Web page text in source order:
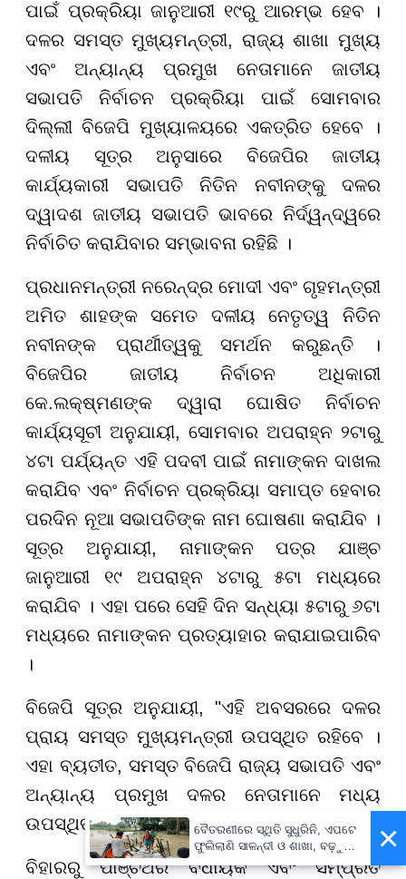
ପାଇଁ ପ୍ରକ୍ରିୟା ଜାନୁଆରୀ ୧୯ରୁ ଆରମ୍ଭ ହେବ ।
ଦଳର ସମସ୍ତ ମୁଖ୍ୟମନ୍ତ୍ରୀ, ରାଜ୍ୟ ଶାଖା ମୁଖ୍ୟ
ଏବଂ ଅନ୍ୟାନ୍ୟ ପ୍ରମୁଖ ନେତାମାନେ ଜାତୀୟ
ସଭାପତି ନିର୍ବାଚନ ପ୍ରକ୍ରିୟା ପାଇଁ ସୋମବାର
ଦିଲ୍ଲୀ ବିଜେପି ମୁଖ୍ୟାଳୟରେ ଏକତ୍ରିତ ହେବେ ।
ଦଳୀୟ ସୂତ୍ର ଅନୁସାରେ ବିଜେପିର ଜାତୀୟ
କାର୍ଯ୍ୟକାରୀ ସଭାପତି ନିତିନ ନବୀନଙ୍କୁ ଦଳର
ଦ୍ୱାଦଶ ଜାତୀୟ ସଭାପତି ଭାବରେ ନିର୍ଦ୍ୱନ୍ଦ୍ୱରେ
ନିର୍ବାଚିତ କରାଯିବାର ସମ୍ଭାବନା ରହିଛି ।
ପ୍ରଧାନମନ୍ତ୍ରୀ ନରେନ୍ଦ୍ର ମୋଦୀ ଏବଂ ଗୃହମନ୍ତ୍ରୀ
ଅମିତ ଶାହଙ୍କ ସମେତ ଦଳୀୟ ନେତୃତ୍ୱ ନିତିନ
ନବୀନଙ୍କ ପ୍ରାର୍ଥୀତ୍ୱକୁ ସମର୍ଥନ କରୁଛନ୍ତି ।
ବିଜେପିର ଜାତୀୟ ନିର୍ବାଚନ ଅଧିକାରୀ
କେ.ଲକ୍ଷ୍ମଣଙ୍କ ଦ୍ୱାରା ଘୋଷିତ ନିର୍ବାଚନ
କାର୍ଯ୍ୟସୂଚୀ ଅନୁଯାୟୀ, ସୋମବାର ଅପରାହ୍ନ ୨ଟାରୁ
୪ଟା ପର୍ଯ୍ୟନ୍ତ ଏହି ପଦବୀ ପାଇଁ ନାମାଙ୍କନ ଦାଖଲ
କରାଯିବ ଏବଂ ନିର୍ବାଚନ ପ୍ରକ୍ରିୟା ସମାପ୍ତ ହେବାର
ପରଦିନ ନୂଆ ସଭାପତିଙ୍କ ନାମ ଘୋଷଣା କରାଯିବ ।
ସୂତ୍ର ଅନୁଯାୟୀ, ନାମାଙ୍କନ ପତ୍ର ଯାଞ୍ଚ
ଜାନୁଆରୀ ୧୯ ଅପରାହ୍ନ ୪ଟାରୁ ୫ଟା ମଧ୍ୟରେ
କରାଯିବ । ଏହା ପରେ ସେହି ଦିନ ସନ୍ଧ୍ୟା ୫ଟାରୁ ୬ଟା
ମଧ୍ୟରେ ନାମାଙ୍କନ ପ୍ରତ୍ୟାହାର କରାଯାଇପାରିବ
।
ବିଜେପି ସୂତ୍ର ଅନୁଯାୟୀ, "ଏହି ଅବସରରେ ଦଳର
ପ୍ରାୟ ସମସ୍ତ ମୁଖ୍ୟମନ୍ତ୍ରୀ ଉପସ୍ଥିତ ରହିବେ ।
ଏହା ବ୍ୟତୀତ, ସମସ୍ତ ବିଜେପି ରାଜ୍ୟ ସଭାପତି ଏବଂ
ଅନ୍ୟାନ୍ୟ ପ୍ରମୁଖ ଦଳର ନେତାମାନେ ମଧ୍ୟ
ଉପସ୍ଥିତ ରହିବେ "।
ବିହାରରୁ ପାଞ୍ଚଥର ବିଧାୟକ ଏବଂ ସମ୍ପ୍ରତି
×
ବୈତରଣୀରେ ସ୍ଥିତି ସୁଧୁରିନି, ଏପଟେ
ଫୁଲିଲାଣି ସାଳନ୍ଦୀ ଓ ଶାଖା, ବଢ଼ୁଛି